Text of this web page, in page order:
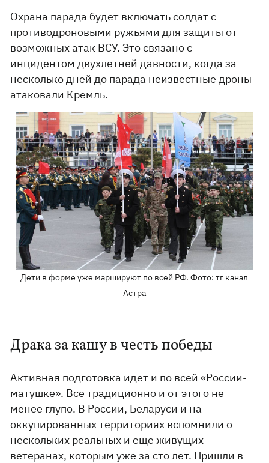
Охрана парада будет включать солдат с
противодроновыми ружьями для защиты от
возможных атак ВСУ. Это связано с
инцидентом двухлетней давности, когда за
несколько дней до парада неизвестные дроны
атаковали Кремль.
Дети в форме уже маршируют по всей РФ. Фото: тг канал
Астра
Драка за кашу в честь победы
Активная подготовка идет и по всей «России-
матушке». Все традиционно и от этого не
менее глупо. В России, Беларуси и на
оккупированных территориях вспомнили о
нескольких реальных и еще живущих
ветеранах, которым уже за сто лет. Пришли в